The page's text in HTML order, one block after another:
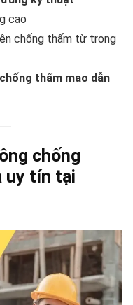
cao
chống thấm từ trong
chống thấm mao dẫn
chống
uy tín tại